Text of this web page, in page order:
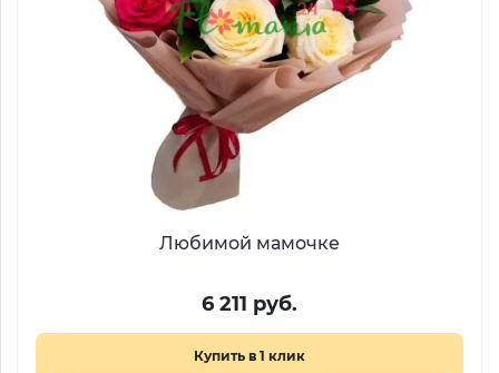
Любимой мамочке
6 211 руб.
Купить в 1 клик